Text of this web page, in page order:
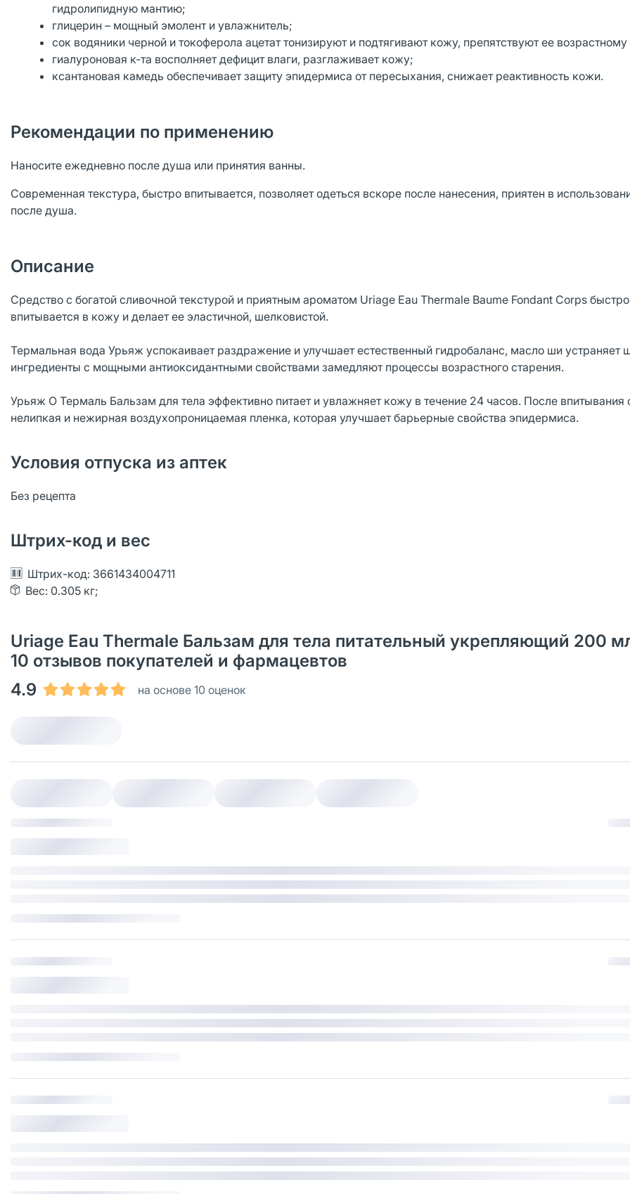
гидролипидную мантию;
глицерин – мощный эмолент и увлажнитель;
сок водяники черной и токоферола ацетат тонизируют и подтягивают кожу, препятствуют ее
гиалуроновая к-та восполняет дефицит влаги, разглаживает кожу;
ксантановая камедь обеспечивает защиту эпидермиса от пересыхания, снижает реактивность кожи.
Рекомендации по применению
Наносите ежедневно после душа или принятия ванны.
Современная текстура, быстро впитывается, позволяет одеться вскоре после нанесения, приятен в
после душа.
Описание
Средство с богатой сливочной текстурой и приятным ароматом Uriage Eau Thermale Baume Fondant Corps быстро
впитывается в кожу и делает ее эластичной, шелковистой.
Термальная вода Урьяж успокаивает раздражение и улучшает естественный гидробаланс, масло ши устраняет
ингредиенты с мощными антиоксидантными свойствами замедляют процессы возрастного старения.
Урьяж О Термаль Бальзам для тела эффективно питает и увлажняет кожу в течение 24 часов. После впитывания
нелипкая и нежирная воздухопроницаемая пленка, которая улучшает барьерные свойства эпидермиса.
Условия отпуска из аптек
Без рецепта
Штрих-код и вес
Штрих-код: 3661434004711
Вес: 0.305 кг;
Uriage Eau Thermale Бальзам для тела питательный укрепляющий 200
10 отзывов покупателей и фармацевтов
4.9
на основе 10 оценок